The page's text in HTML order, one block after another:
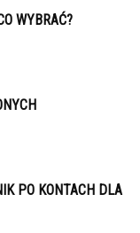
WYBRAĆ?
PO KONTACH DLA